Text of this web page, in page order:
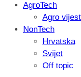
AgroTech
Agro
NonTech
Hrvatska
Svijet
Off topic